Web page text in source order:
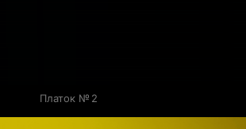
Платок № 2